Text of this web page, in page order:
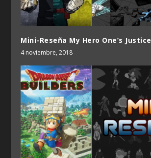
Mini-Reseña My Hero One’s Justice
4 noviembre, 2018